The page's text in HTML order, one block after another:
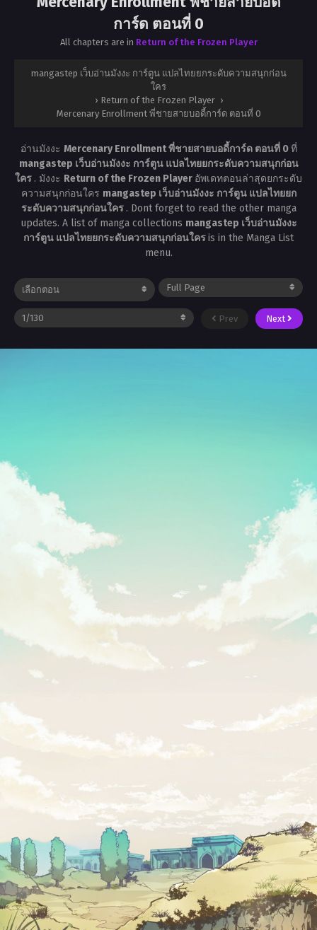
การ์ด ตอนที่ 0
All chapters are in Return of the Frozen Player
mangastep เว็บอ่านมังงะ การ์ตูน แปลไทยยกระดับความสนุกก่อน
ใคร
› Return of the Frozen Player ›
Mercenary Enrollment พี่ชายสายบอดี้การ์ด ตอนที่ 0
อ่านมังงะ Mercenary Enrollment พี่ชายสายบอดี้การ์ด ตอนที่ 0ที่
mangastep เว็บอ่านมังงะ การ์ตูน แปลไทยยกระดับความสนุกก่อน
ใคร . มังงะ Return of the Frozen Player อัพเดทตอนล่าสุดยกระดับ
ความสนุกก่อนใคร mangastep เว็บอ่านมังงะ การ์ตูน แปลไทยยก
ระดับความสนุกก่อนใคร . Dont forget to read the other manga
updates. A list of manga collections mangastep เว็บอ่านมังงะ
การ์ตูน แปลไทยยกระดับความสนุกก่อนใครis in the Manga List
menu.
Prev Next